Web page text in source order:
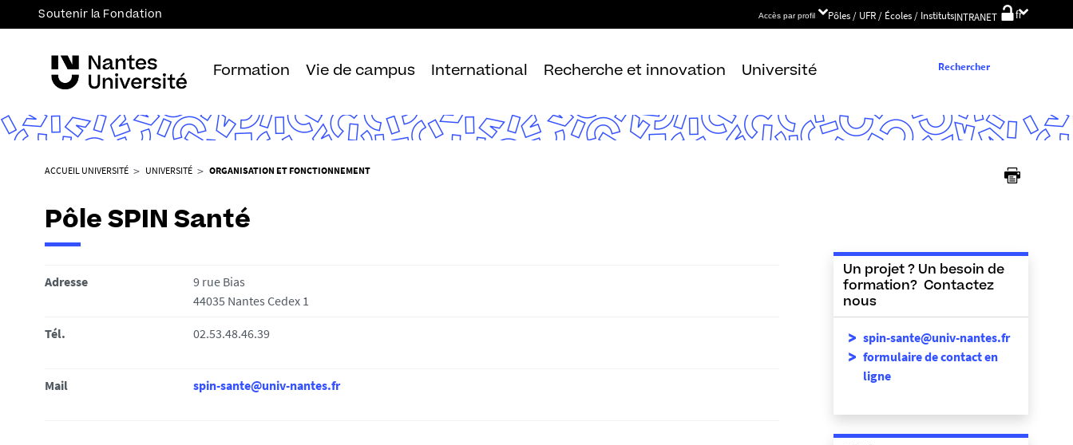
au
Soutenir la Fondation Accès par profil Pôles / UFR / Écoles / InstitutsINTRANET
Choix
fr
Formation Vie de campus International Recherche et innovation Université Rechercher
V
u
s
ê
e
c
ACCUEIL UNIVERSITÉ UNIVERSITÉ ORGANISATION ET FONCTIONNEMENT
Pôle SPIN Santé
Adresse
9 rue Bias
44035 Nantes Cedex 1
Tél. 02.53.48.46.39
Mail spin-sante@univ-nantes.fr
Un projet ? Un besoin de
formation? Contactez
nous
spin-sante@univ-nantes.fr
formulaire de contact en
ligne